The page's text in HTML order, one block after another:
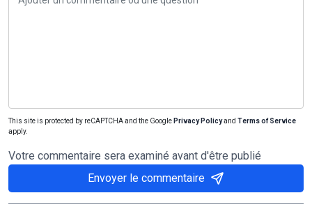
This site is protected by reCAPTCHA and the Google Privacy Policyand Terms of Service
apply.
Votre commentaire sera examiné avant d'être publié
Envoyer le commentaire